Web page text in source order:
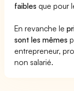
faibles que pour
En revanche le
sont les mêmes
entrepreneur,
non salarié.